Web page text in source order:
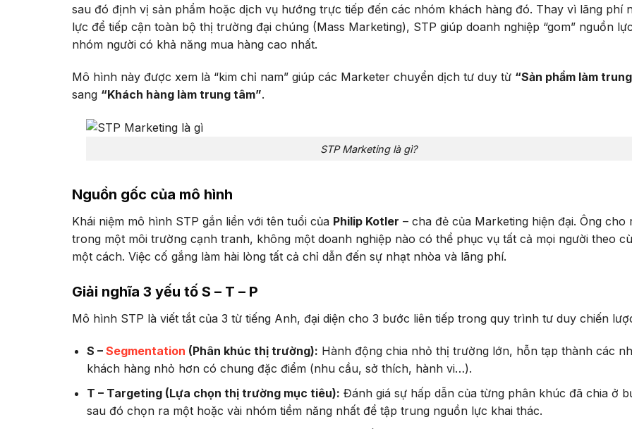
sau đó định vị sản phẩm hoặc dịch vụ hướng trực tiếp đến các nhóm khách hàng đó. Thay vì lãng phí
lực để tiếp cận toàn bộ thị trường đại chúng (Mass Marketing), STP giúp doanh nghiệp “gom” nguồn
nhóm người có khả năng mua hàng cao nhất.
Mô hình này được xem là “kim chỉ nam” giúp các Marketer chuyển dịch tư duy từ “Sản phẩm làm
sang “Khách hàng làm trung tâm”.
STP Marketing là gì?
Nguồn gốc của mô hình
Khái niệm mô hình STP gắn liền với tên tuổi của Philip Kotler – cha đẻ của Marketing hiện đại. Ông cho
trong một môi trường cạnh tranh, không một doanh nghiệp nào có thể phục vụ tất cả mọi người theo
một cách. Việc cố gắng làm hài lòng tất cả chỉ dẫn đến sự nhạt nhòa và lãng phí.
Giải nghĩa 3 yếu tố S – T – P
Mô hình STP là viết tắt của 3 từ tiếng Anh, đại diện cho 3 bước liên tiếp trong quy trình tư duy chiến
S – Segmentation (Phân khúc thị trường): Hành động chia nhỏ thị trường lớn, hỗn tạp thành các
khách hàng nhỏ hơn có chung đặc điểm (nhu cầu, sở thích, hành vi…).
T – Targeting (Lựa chọn thị trường mục tiêu): Đánh giá sự hấp dẫn của từng phân khúc đã chia ở
sau đó chọn ra một hoặc vài nhóm tiềm năng nhất để tập trung nguồn lực khai thác.